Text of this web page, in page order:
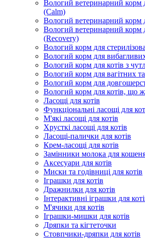
Вологий ветеринарний корм
(Calm)
Вологий ветеринарний корм
Вологий ветеринарний корм
(Recovery)
Вологий корм для
Вологий корм для
Вологий корм для котів з
Вологий корм для вагітних
Вологий корм для
Вологий корм для котів, що
Ласощі для котів
Функціональні ласощі для
М'які ласощі для котів
Хрусткі ласощі для котів
Ласощі-палички для котів
Крем-ласощі для котів
Замінники молока для
Аксесуари для котів
Миски та годівниці для котів
Іграшки для котів
Дражнилки для котів
Інтерактивні іграшки для
М'ячики для котів
Іграшки-мишки для котів
Дряпки та кігтеточки
Стовпчики-дряпки для котів